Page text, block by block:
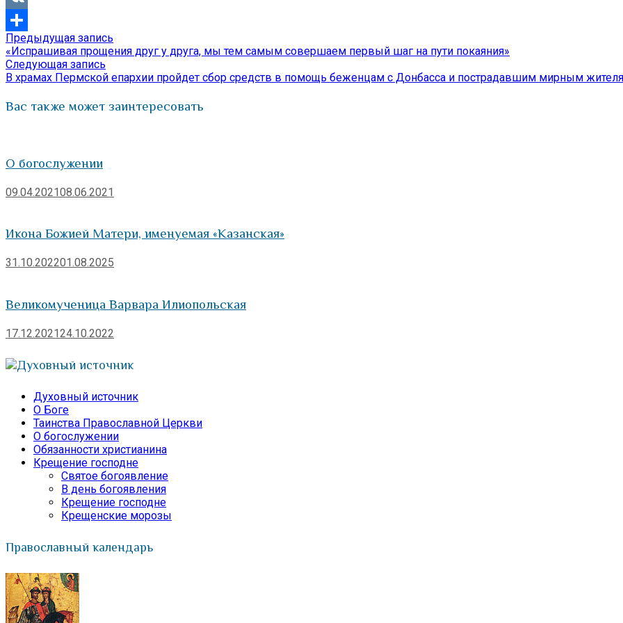
VK
Отправить
Навигация
по
записям
Предыдущая запись
запись:
«Испрашивая прощения друг у друга, мы тем самым совершаем первый шаг на пути покаяния»
Следующая запись
запись:
В храмах Пермской епархии пройдет сбор средств в помощь беженцам с Донбасса и пострадавшим мирным
Вас также может заинтересовать
О богослужении
09.04.202108.06.2021
Икона Божией Матери, именуемая «Казанская»
31.10.202201.08.2025
Великомученица Варвара Илиопольская
17.12.202124.10.2022
Духовный источник
Духовный источник
О Боге
Таинства Православной Церкви
О богослужении
Обязанности христианина
Крещение господне
Святое богоявление
В день богоявления
Крещение господне
Крещенские морозы
Православный календарь